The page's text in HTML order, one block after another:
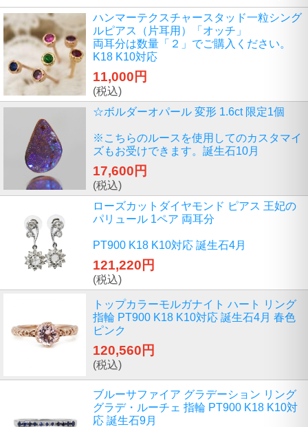
ハンマーテクスチャースタッド一粒シング
ルピアス（片耳用）「オッチ」
両耳分は数量「２」でご購入ください。
K18 K10対応
11,000円
(税込)
☆ボルダーオパール 変形 1.6ct 限定1個
※こちらのルースを使用してのカスタマイ
ズもお受けできます。誕生石10月
17,600円
(税込)
ローズカットダイヤモンド ピアス 王妃の
パリュール 1ペア 両耳分
PT900 K18 K10対応 誕生石4月
121,220円
(税込)
トップカラーモルガナイト ハート リング
指輪 PT900 K18 K10対応 誕生石4月 春色
ピンク
120,560円
(税込)
ブルーサファイア グラデーション リング
グラデ・ルーチェ 指輪 PT900 K18 K10対
応 誕生石9月